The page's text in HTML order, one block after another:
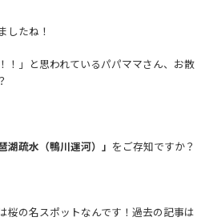
したね！
！」と思われているパパママさん、お散
湖疏水（鴨川運河）」 をご存知ですか？
桜の名スポットなんです！過去の記事は